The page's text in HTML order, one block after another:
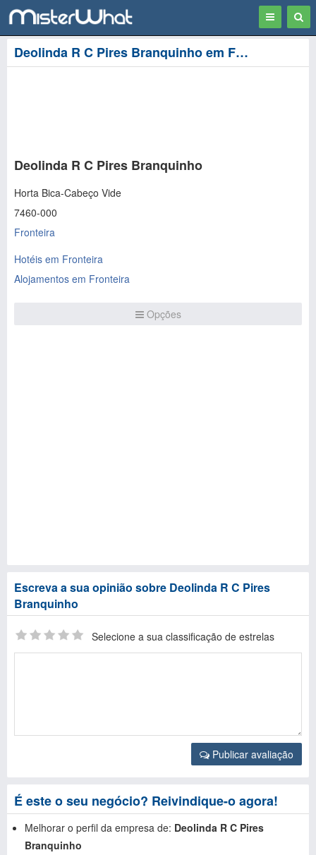
Toggle
navigation
Deolinda R C Pires Branquinho em Fronteira
Deolinda R C Pires Branquinho
Horta Bica-Cabeço Vide
7460-000
Fronteira
Hotéis em Fronteira
Alojamentos em Fronteira
Opções
Escreva a sua opinião sobre Deolinda R C Pires
Branquinho
Selecione a sua classificação de estrelas
Publicar avaliação
É este o seu negócio? Reivindique-o agora!
Melhorar o perfil da empresa de: Deolinda R C Pires
Branquinho